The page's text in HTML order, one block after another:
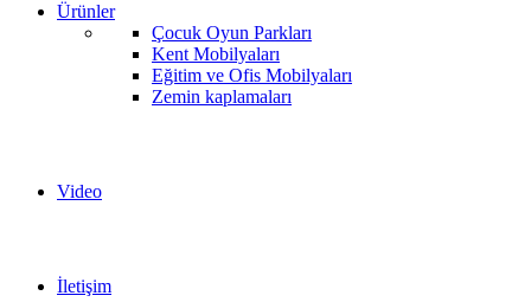
Ürünler
Çocuk Oyun Parkları
Kent Mobilyaları
Eğitim ve Ofis Mobilyaları
Zemin kaplamaları
Video
İletişim